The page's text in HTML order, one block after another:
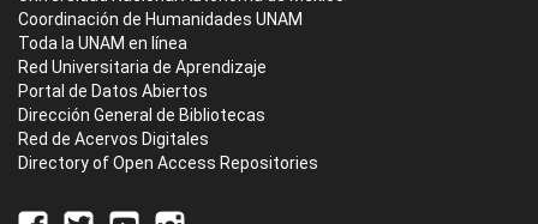
Coordinación de Humanidades UNAM
Toda la UNAM en línea
Red Universitaria de Aprendizaje
Portal de Datos Abiertos
Dirección General de Bibliotecas
Red de Acervos Digitales
Directory of Open Access Repositories